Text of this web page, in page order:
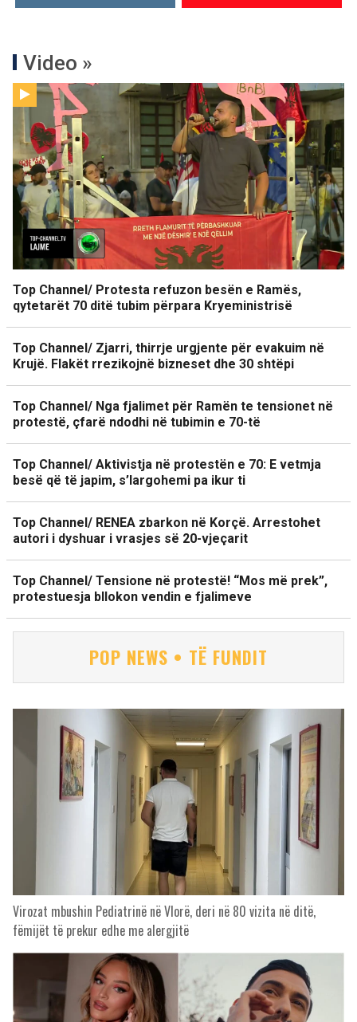
Video »
Top Channel/ Protesta refuzon besën e Ramës,
qytetarët 70 ditë tubim përpara Kryeministrisë
Top Channel/ Zjarri, thirrje urgjente për evakuim në
Krujë. Flakët rrezikojnë bizneset dhe 30 shtëpi
Top Channel/ Nga fjalimet për Ramën te tensionet në
protestë, çfarë ndodhi në tubimin e 70-të
Top Channel/ Aktivistja në protestën e 70: E vetmja
besë që të japim, s’largohemi pa ikur ti
Top Channel/ RENEA zbarkon në Korçë. Arrestohet
autori i dyshuar i vrasjes së 20-vjeçarit
Top Channel/ Tensione në protestë! “Mos më prek”,
protestuesja bllokon vendin e fjalimeve
POP NEWS • TË FUNDIT
Virozat mbushin Pediatrinë në Vlorë, deri në 80 vizita në ditë,
fëmijët të prekur edhe me alergjitë